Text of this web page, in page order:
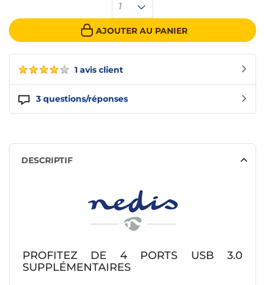
1 avis client
3 questions/réponses
1
AJOUTER AU PANIER
DESCRIPTIF
PROFITEZ DE 4 PORTS USB 3.0
SUPPLÉMENTAIRES